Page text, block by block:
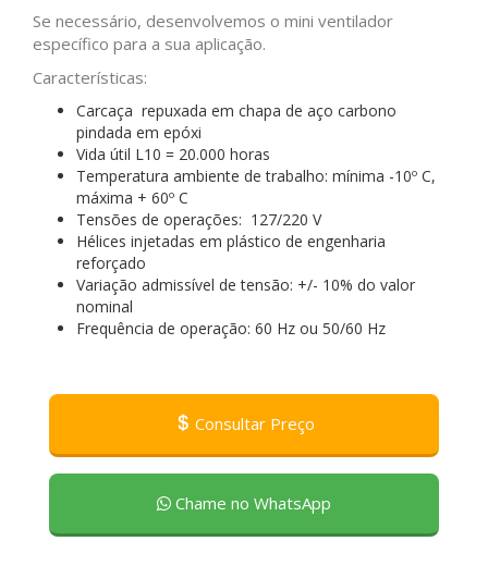
Se necessário, desenvolvemos o mini ventilador
específico para a sua aplicação.
Características:
Carcaça repuxada em chapa de aço carbono
pindada em epóxi
Vida útil L10 = 20.000 horas
Temperatura ambiente de trabalho: mínima -10º C,
máxima + 60º C
Tensões de operações: 127/220 V
Hélices injetadas em plástico de engenharia
reforçado
Variação admissível de tensão: +/- 10% do valor
nominal
Frequência de operação: 60 Hz ou 50/60 Hz
Consultar Preço
Chame no WhatsApp